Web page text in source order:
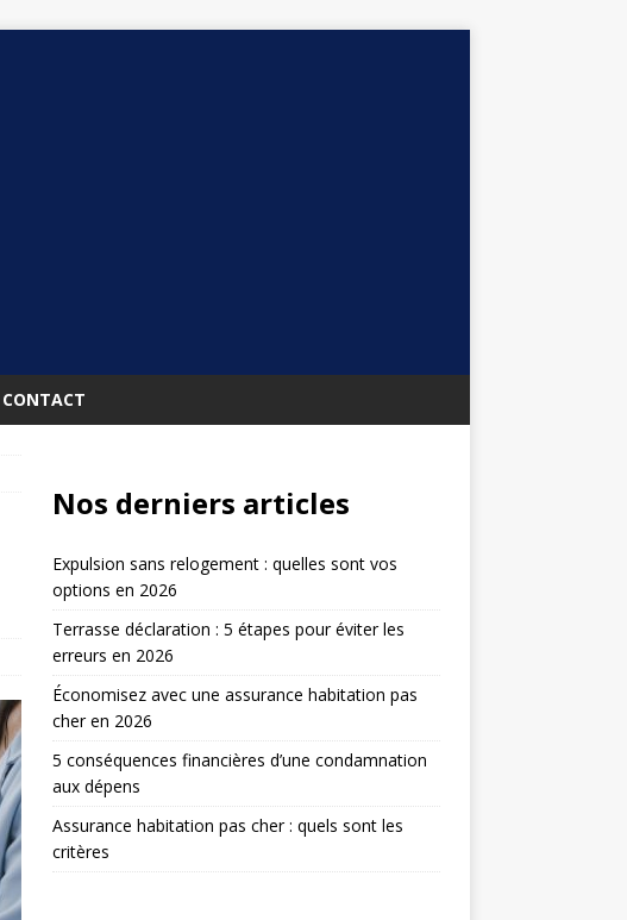
CONTACT
Nos derniers articles
Expulsion sans relogement : quelles sont vos
options en 2026
Terrasse déclaration : 5 étapes pour éviter les
erreurs en 2026
Économisez avec une assurance habitation pas
cher en 2026
5 conséquences financières d’une condamnation
aux dépens
Assurance habitation pas cher : quels sont les
critères